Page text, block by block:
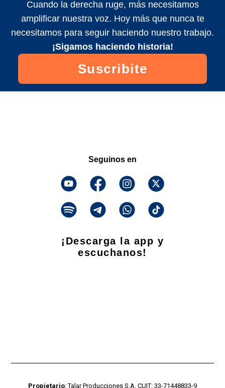
Cuando la derecha ruge, más necesitamos
amplificar nuestra voz. Hoy más que nunca te
necesitamos para seguir haciendo nuestro trabajo.
¡Sigamos haciendo historia!
Suscribite
Seguinos en
¡Descarga la app y
escuchanos!
Propietario: Talar Producciones S.A. CUIT: 33-71448833-9